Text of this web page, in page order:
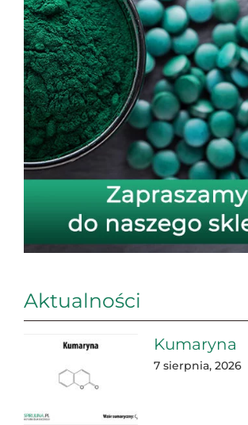
Aktualności
Kumaryna
7 sierpnia, 2026